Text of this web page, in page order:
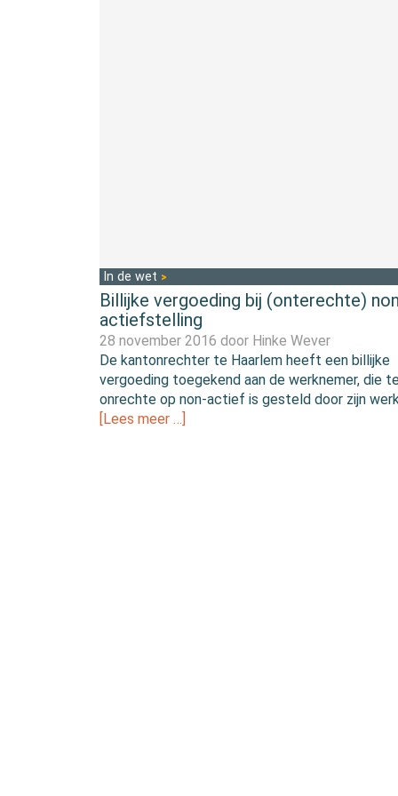
In de wet
Billijke vergoeding bij (onterechte)
actiefstelling
28 november 2016 door Hinke Wever
De kantonrechter te Haarlem heeft een billijke
vergoeding toegekend aan de werknemer, die
onrechte op non-actief is gesteld door zijn
[Lees meer …]